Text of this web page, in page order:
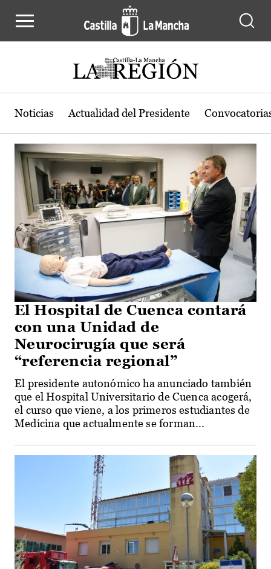
Actualidad de la región de Castilla-
Noticias Actualidad del Presidente
El Hospital de Cuenca contará
con una Unidad de
Neurocirugía que será
“referencia regional”
El presidente autonómico ha anunciado también
que el Hospital Universitario de Cuenca acogerá,
el curso que viene, a los primeros estudiantes de
Medicina que actualmente se forman...